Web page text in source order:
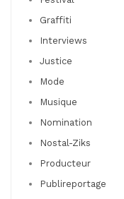
Graffiti
Interviews
Justice
Mode
Musique
Nomination
Nostal-Ziks
Producteur
Publireportage